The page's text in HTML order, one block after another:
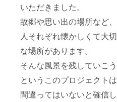
いただきました。
故郷や思い出の場所など、
人それぞれ懐かしくて大切
な場所があります。
そんな風景を残していこう
というこのプロジェクトは
間違ってはいないと確信し